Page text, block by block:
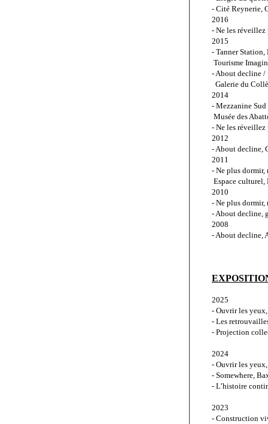
- Cité Reynerie,
2016
- Ne les réveillez
2015
- Tanner Station,
Tourisme
- About decline /
Galerie du
2014
- Mezzanine
Musée des
- Ne les réveillez
2012
- About decline,
2011
- Ne plus
Espace culturel,
2010
- Ne plus dormir,
- About decline,
2008
- About decline,
2025
- Ouvrir les
- Les
- Projection
2024
- Ouvrir les
- Somewhere,
- L’histoire
2023
- Construction